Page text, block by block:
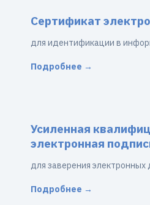
Сертификат
для идентификации в
Подробнее →
Усиленная
электронная
для заверения электронных
Подробнее →